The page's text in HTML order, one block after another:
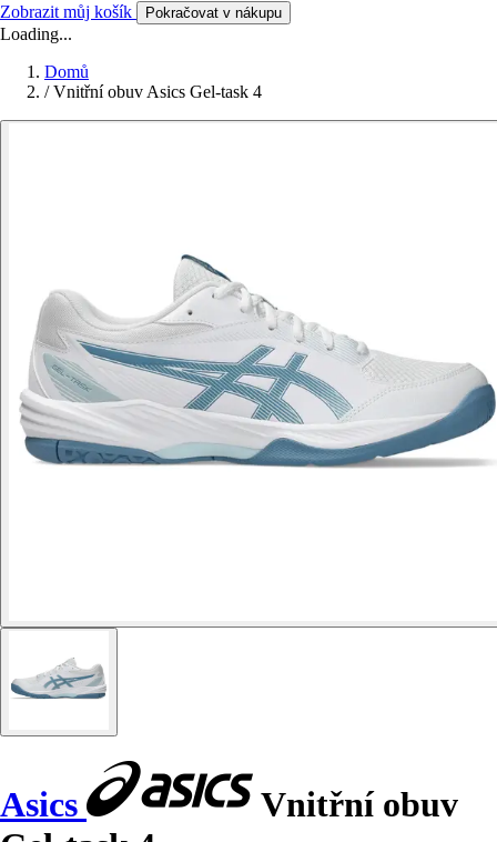
Zobrazit můj košík Pokračovat v nákupu
Loading...
Domů
/ Vnitřní obuv Asics Gel-task 4
Asics
Vnitřní obuv